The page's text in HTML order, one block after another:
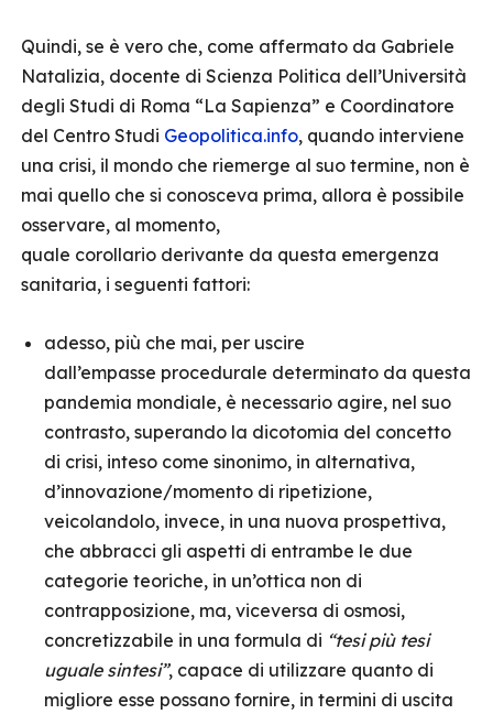
Quindi, se è vero che, come affermato da Gabriele
Natalizia, docente di Scienza Politica dell’Università
degli Studi di Roma “La Sapienza” e Coordinatore
del Centro Studi Geopolitica.info, quando interviene
una crisi, il mondo che riemerge al suo termine, non è
mai quello che si conosceva prima, allora è possibile
osservare, al momento,
quale corollario derivante da questa emergenza
sanitaria, i seguenti fattori:
adesso, più che mai, per uscire
dall’empasse procedurale determinato da questa
pandemia mondiale, è necessario agire, nel suo
contrasto, superando la dicotomia del concetto
di crisi, inteso come sinonimo, in alternativa,
d’innovazione/momento di ripetizione,
veicolandolo, invece, in una nuova prospettiva,
che abbracci gli aspetti di entrambe le due
categorie teoriche, in un’ottica non di
contrapposizione, ma, viceversa di osmosi,
concretizzabile in una formula di “tesi più tesi
uguale sintesi”, capace di utilizzare quanto di
migliore esse possano fornire, in termini di uscita